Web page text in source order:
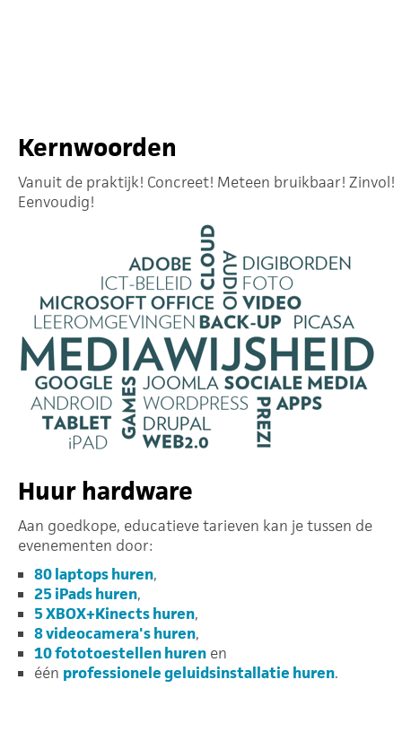
Kernwoorden
Vanuit de praktijk! Concreet! Meteen bruikbaar! Zinvol!
Eenvoudig!
Huur hardware
Aan goedkope, educatieve tarieven kan je tussen de
evenementen door:
80 laptops huren,
25 iPads huren,
5 XBOX+Kinects huren,
8 videocamera's huren,
10 fototoestellen huren en
één professionele geluidsinstallatie huren.